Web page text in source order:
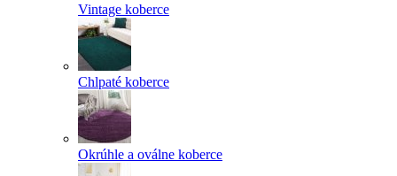
Vintage koberce
Chlpaté koberce
Okrúhle a oválne koberce